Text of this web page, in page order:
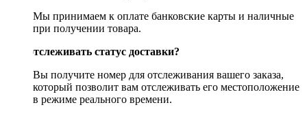
Мы принимаем к оплате банковские карты и наличные
при получении товара.
Как отслеживать статус доставки?
Вы получите номер для отслеживания вашего заказа,
который позволит вам отслеживать его местоположение
в режиме реального времени.